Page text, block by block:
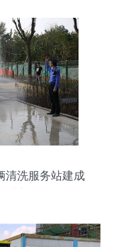
清洗服务站建成